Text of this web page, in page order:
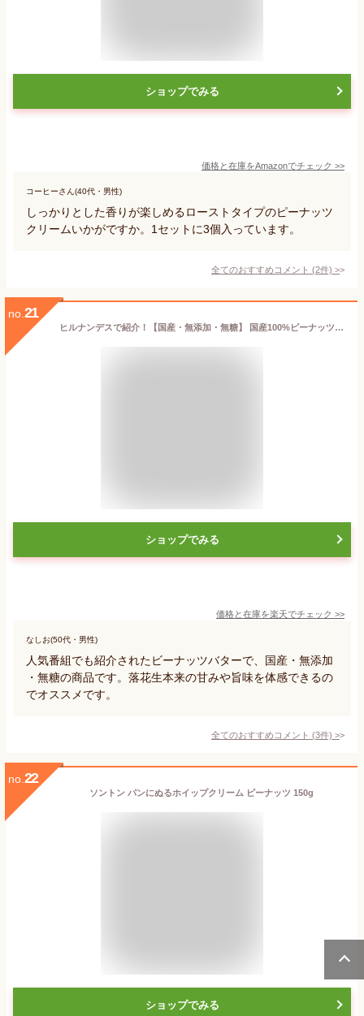
ショップでみる
価格と在庫をAmazonでチェック >>
コーヒーさん(40代・男性)
しっかりとした香りが楽しめるローストタイプのピーナッツ
クリームいかがですか。1セットに3個入っています。
全てのおすすめコメント (2件) >
no. 21
ヒルナンデスで紹介！【国産・無添加・無糖】 国産100%ピーナッツバター 鹿児島県大崎町産 国産落花生 農園手摘み 郷の香 国内生産 ギフト スプレッド 朝食 栄養豊富 無塩 無調整 パンのお供 調理用
ショップでみる
価格と在庫を楽天でチェック >>
なしお(50代・男性)
人気番組でも紹介されたビーナッツバターで、国産・無添加
・無糖の商品です。落花生本来の甘みや旨味を体感できるの
でオススメです。
全てのおすすめコメント (3件) >
no. 22
ソントン パンにぬるホイップクリーム ピーナッツ 150g
ショップでみる